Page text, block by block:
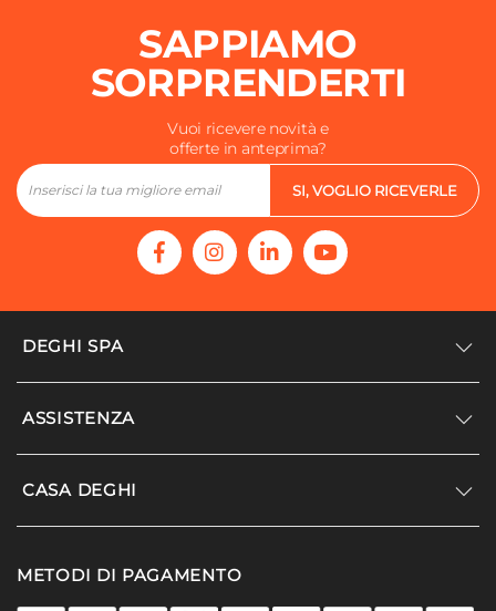
SAPPIAMO
SORPRENDERTI
Vuoi ricevere novità e
offerte in anteprima?
SI, VOGLIO RICEVERLE
DEGHI SPA
Accedi/Registrati
Modello organizzativo e codice etico
Promozioni
ASSISTENZA
Supporto
Agevolazioni fiscali
CASA DEGHI
I nostri luoghi
METODI DI PAGAMENTO